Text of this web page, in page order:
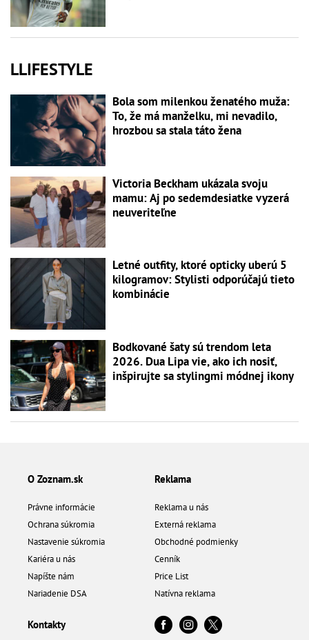
LLIFESTYLE
Bola som milenkou ženatého muža:
To, že má manželku, mi nevadilo,
hrozbou sa stala táto žena
Victoria Beckham ukázala svoju
mamu: Aj po sedemdesiatke vyzerá
neuveriteľne
Letné outfity, ktoré opticky uberú 5
kilogramov: Stylisti odporúčajú tieto
kombinácie
Bodkované šaty sú trendom leta
2026. Dua Lipa vie, ako ich nosiť,
inšpirujte sa stylingmi módnej ikony
O Zoznam.sk
Právne informácie
Ochrana súkromia
Nastavenie súkromia
Kariéra u nás
Napíšte nám
Nariadenie DSA
Reklama
Reklama u nás
Externá reklama
Obchodné podmienky
Cenník
Price List
Natívna reklama
Kontakty